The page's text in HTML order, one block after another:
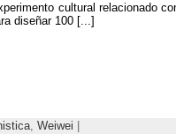
cultural relacionado
diseñar100 [...]
Weiwei |